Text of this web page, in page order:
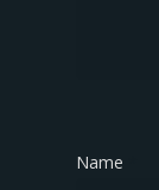
Name